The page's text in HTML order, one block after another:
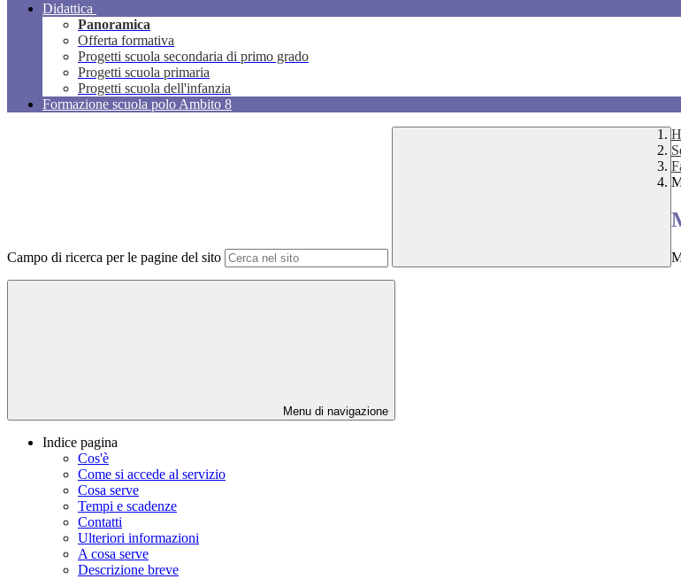
Didattica
Panoramica
Offerta formativa
Progetti scuola secondaria di primo grado
Progetti scuola primaria
Progetti scuola dell'infanzia
Formazione scuola polo Ambito 8
Campo di ricerca per le pagine del sito
Menu di navigazione
Indice pagina
Cos'è
Come si accede al servizio
Cosa serve
Tempi e scadenze
Contatti
Ulteriori informazioni
A cosa serve
Descrizione breve